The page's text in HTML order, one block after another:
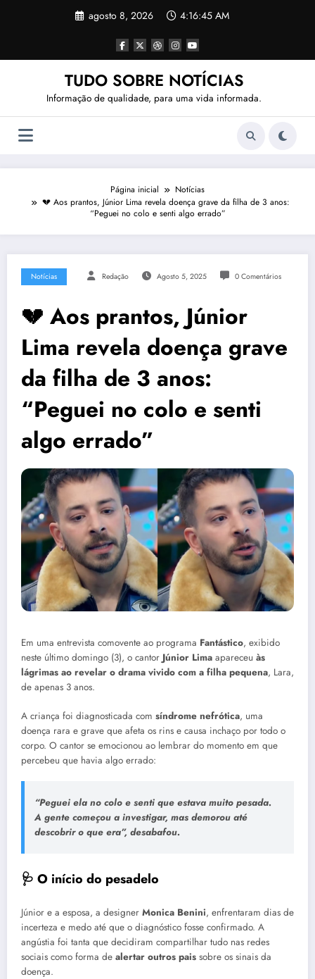
agosto 8, 2026 4:16:46 AM
TUDO SOBRE NOTÍCIAS
Informação de qualidade, para uma vida informada.
Página inicial
Notícias
💔 Aos prantos, Júnior Lima revela doença grave da filha de 3 anos:
“Peguei no colo e senti algo errado”
Notícias Redação Agosto 5, 2025 0 Comentários
💔 Aos prantos, Júnior
Lima revela doença grave
da filha de 3 anos:
“Peguei no colo e senti
algo errado”
Em uma entrevista comovente ao programa Fantástico, exibido
neste último domingo (3), o cantor Júnior Lima apareceu às
lágrimas ao revelar o drama vivido com a filha pequena, Lara,
de apenas 3 anos.
A criança foi diagnosticada com síndrome nefrótica, uma
doença rara e grave que afeta os rins e causa inchaço por todo o
corpo. O cantor se emocionou ao lembrar do momento em que
percebeu que havia algo errado:
“Peguei ela no colo e senti que estava muito pesada.
A gente começou a investigar, mas demorou até
descobrir o que era”, desabafou.
🩺 O início do pesadelo
Júnior e a esposa, a designer Monica Benini, enfrentaram dias de
incerteza e medo até que o diagnóstico fosse confirmado. A
angústia foi tanta que decidiram compartilhar tudo nas redes
sociais como forma de alertar outros pais sobre os sinais da
doença.